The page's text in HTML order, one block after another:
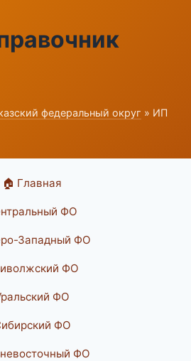
федеральный округ » ИП
🏠 Главная
ФО
Западный ФО
ФО
ФО
ФО
ФО